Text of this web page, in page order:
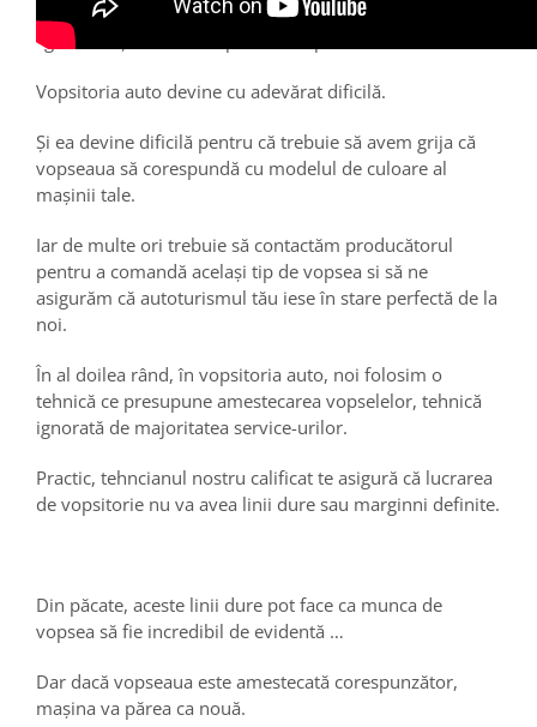
Ce trebuie să înțelegi este că atunci când vine vorba de
zgârieturi și zone cu vopstea decupată …
Vopsitoria auto devine cu adevărat dificilă.
Și ea devine dificilă pentru că trebuie să avem grija că
vopseaua să corespundă cu modelul de culoare al
mașinii tale.
Iar de multe ori trebuie să contactăm producătorul
pentru a comandă același tip de vopsea si să ne
asigurăm că autoturismul tău iese în stare perfectă de la
noi.
În al doilea rând, în vopsitoria auto, noi folosim o
tehnică ce presupune amestecarea vopselelor, tehnică
ignorată de majoritatea service-urilor.
Practic, tehncianul nostru calificat te asigură că lucrarea
de vopsitorie nu va avea linii dure sau marginni definite.
Din păcate, aceste linii dure pot face ca munca de
vopsea să fie incredibil de evidentă …
Dar dacă vopseaua este amestecată corespunzător,
mașina va părea ca nouă.